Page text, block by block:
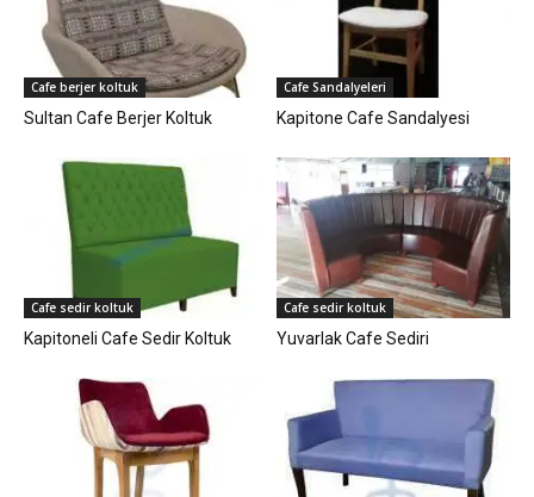
Cafe berjer koltuk
Sultan Cafe Berjer Koltuk
Cafe Sandalyeleri
Kapitone Cafe Sandalyesi
Cafe sedir koltuk
Kapitoneli Cafe Sedir Koltuk
Cafe sedir koltuk
Yuvarlak Cafe Sediri